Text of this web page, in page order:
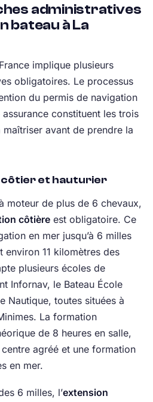
administratives
bateau à La
implique plusieurs
obligatoires. Le processus
du permis de navigation
constituent les trois
avant de prendre la
côtier et hauturier
moteur de plus de 6 chevaux,
côtièreest obligatoire. Ce
en mer jusqu’à 6 milles
environ 11 kilomètres des
plusieurs écoles de
Infornav, le Bateau École
Nautique, toutes situées à
La formation
de 8 heures en salle,
agréé et une formation
en mer.
6 milles, l’extension